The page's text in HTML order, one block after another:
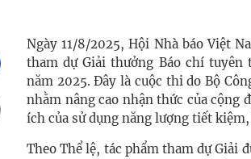
Ngày 11/8/2025, Hội Nhà báo Việt
tham dự Giải thưởng Báo chí
năm 2025. Đây là cuộc thi do Bộ
nhằm nâng cao nhận thức của cộng
ích của sử dụng năng lượng tiết
Theo Thể lệ, tác phẩm tham dự Giải